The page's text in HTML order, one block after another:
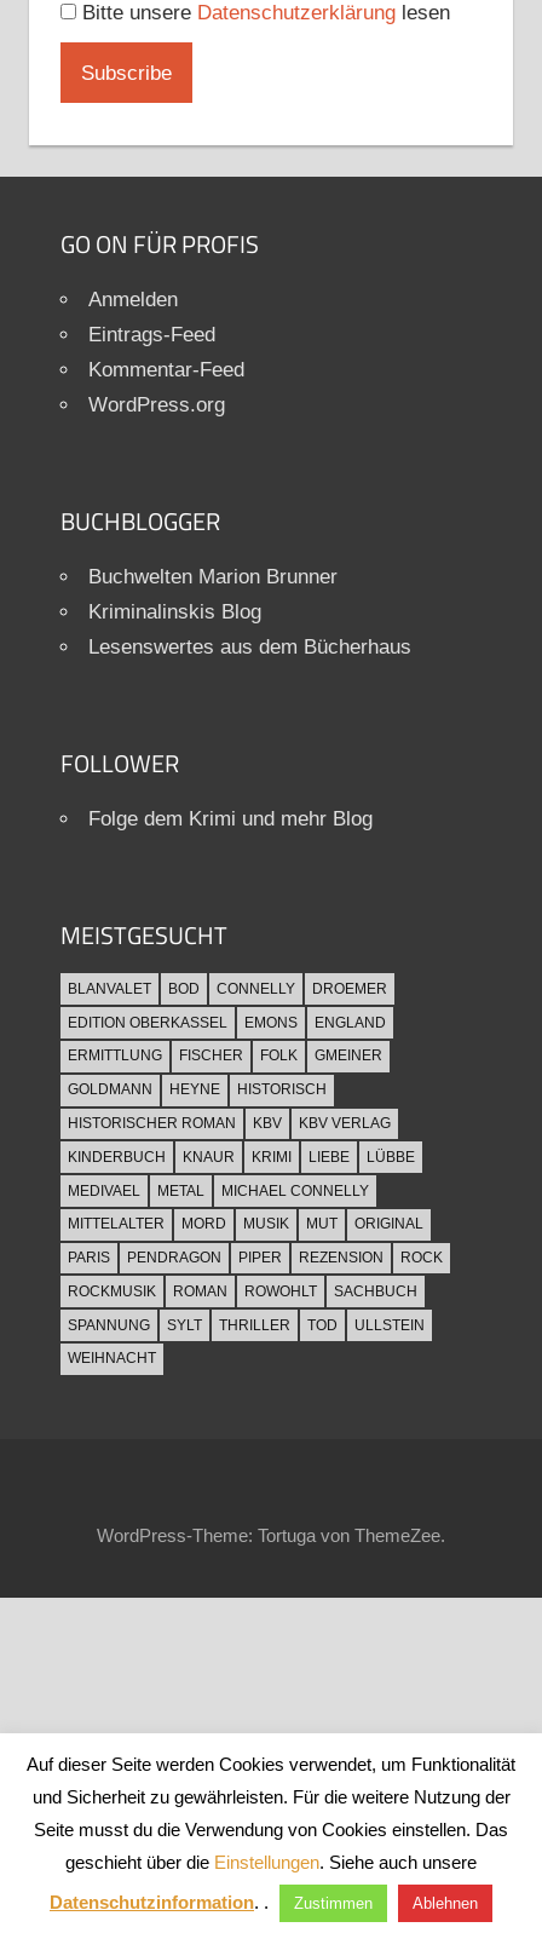
Bitte unsere Datenschutzerklärunglesen
GO ON FÜR PROFIS
Anmelden
Eintrags-Feed
Kommentar-Feed
WordPress.org
BUCHBLOGGER
Buchwelten Marion Brunner
Kriminalinskis Blog
Lesenswertes aus dem Bücherhaus
FOLLOWER
Folge dem Krimi und mehr Blog
MEISTGESUCHT
BLANVALET BOD CONNELLY
DROEMER
EDITION OBERKASSEL
EMONS
ENGLAND
ERMITTLUNG
FISCHER FOLK
GMEINER
GOLDMANN
HEYNE
HISTORISCH
HISTORISCHER ROMAN
KBV
KBV VERLAG
KINDERBUCH
KNAUR KRIMI LIEBE
LÜBBE
MEDIVAEL
METAL
MICHAEL CONNELLY
MITTELALTER
MORD MUSIK MUT
ORIGINAL
PARIS
PENDRAGON PIPER REZENSION
ROCK
ROCKMUSIK
ROMAN ROWOHLT
SACHBUCH
SPANNUNG
SYLT THRILLER TOD
ULLSTEIN
WEIHNACHT
WordPress-Theme: Tortuga von ThemeZee.
Auf dieser Seite werden Cookies verwendet, um Funktionalität
und Sicherheit zu gewährleisten. Für die weitere Nutzung der
Seite musst du die Verwendung von Cookies einstellen. Das
geschieht über die Einstellungen. Siehe auch unsere
Datenschutzinformation. . Zustimmen Ablehnen